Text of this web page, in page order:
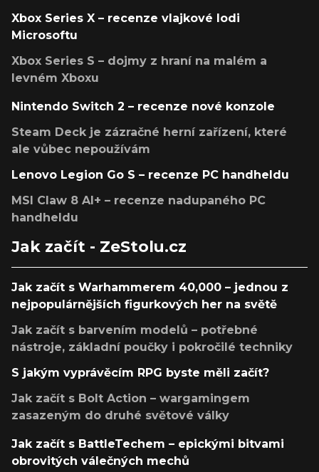
Xbox Series X – recenze vlajkové lodi
Microsoftu
Xbox Series S – dojmy z hraní na malém a
levném Xboxu
Nintendo Switch 2 – recenze nové konzole
Steam Deck je zázračné herní zařízení, které
ale vůbec nepoužívám
Lenovo Legion Go S – recenze PC handheldu
MSI Claw 8 AI+ – recenze nadupaného PC
handheldu
Jak začít - ZeStolu.cz
Jak začít s Warhammerem 40,000 – jednou z
nejpopulárnějších figurkových her na světě
Jak začít s barvením modelů – potřebné
nástroje, základní poučky i pokročilé techniky
S jakým vyprávěcím RPG byste měli začít?
Jak začít s Bolt Action – wargamingem
zasazeným do druhé světové války
Jak začít s BattleTechem – epickými bitvami
obrovitých válečných mechů